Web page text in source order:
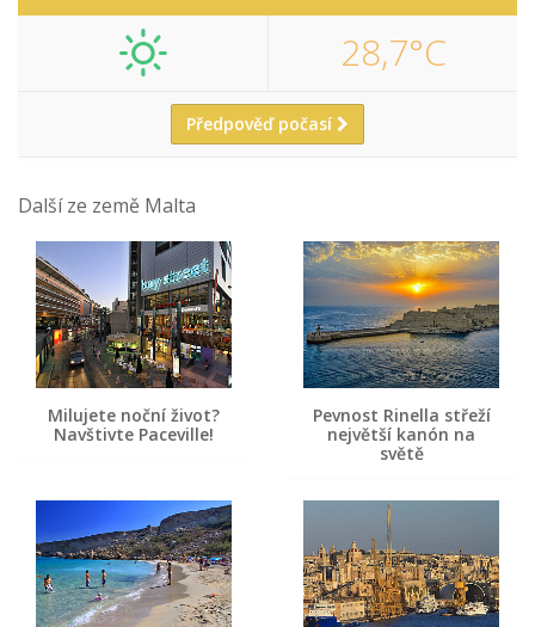
28,7°C
Předpověď počasí
Další ze země Malta
Milujete noční život?
Navštivte Paceville!
Pevnost Rinella střeží
největší kanón na
světě